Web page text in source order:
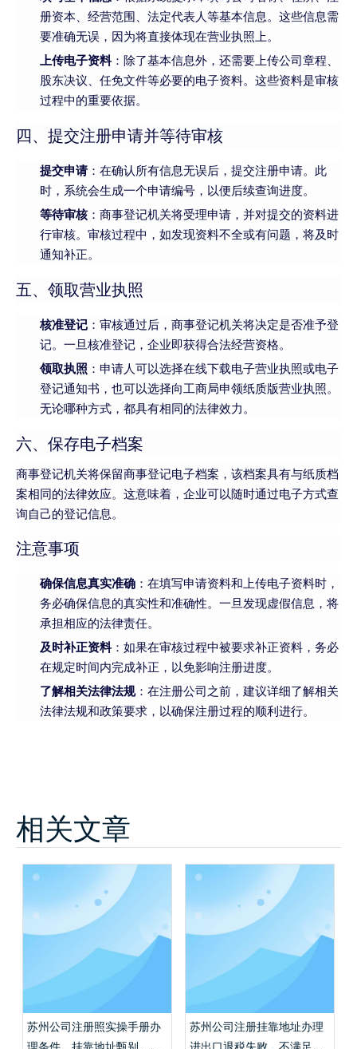
册资本、经营范围、法定代表人等基本信息。这些信息需
要准确无误，因为将直接体现在营业执照上。
上传电子资料：除了基本信息外，还需要上传公司章程、
股东决议、任免文件等必要的电子资料。这些资料是审核
过程中的重要依据。
四、提交注册申请并等待审核
提交申请 ：在确认所有信息无误后，提交注册申请。此
时，系统会生成一个申请编号，以便后续查询进度。
等待审核：商事登记机关将受理申请，并对提交的资料进
行审核。审核过程中，如发现资料不全或有问题，将及时
通知补正。
五、领取营业执照
核准登记 ：审核通过后，商事登记机关将决定是否准予登
记。一旦核准登记，企业即获得合法经营资格。
领取执照 ：申请人可以选择在线下载电子营业执照或电子
登记通知书，也可以选择向工商局申领纸质版营业执照。
无论哪种方式，都具有相同的法律效力。
六、保存电子档案
商事登记机关将保留商事登记电子档案，该档案具有与纸质档
案相同的法律效应。这意味着，企业可以随时通过电子方式查
询自己的登记信息。
注意事项
确保信息真实准确 ：在填写申请资料和上传电子资料时，
务必确保信息的真实性和准确性。一旦发现虚假信息，将
承担相应的法律责任。
及时补正资料：如果在审核过程中被要求补正资料，务必
在规定时间内完成补正，以免影响注册进度。
了解相关法律法规：在注册公司之前，建议详细了解相关
法律法规和政策要求，以确保注册过程的顺利进行。
相关文章
苏州公司注册照实操手册办
苏州公司注册挂靠地址办理